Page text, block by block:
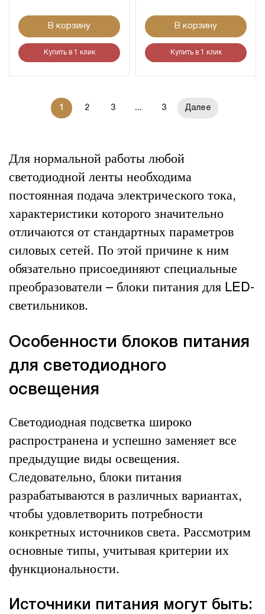
В корзину
Купить в 1 клик
В корзину
Купить в 1 клик
1 2 3 ... 3
Для нормальной работы любой
светодиодной ленты необходима
постоянная подача электрического тока,
характеристики которого значительно
отличаются от стандартных параметров
силовых сетей. По этой причине к ним
обязательно присоединяют специальные
преобразователи – блоки питания для LED-
светильников.
Особенности блоков питания
для светодиодного
освещения
Светодиодная подсветка широко
распространена и успешно заменяет все
предыдущие виды освещения.
Следовательно, блоки питания
разрабатываются в различных вариантах,
чтобы удовлетворить потребности
конкретных источников света. Рассмотрим
основные типы, учитывая критерии их
функциональности.
Источники питания могут быть: